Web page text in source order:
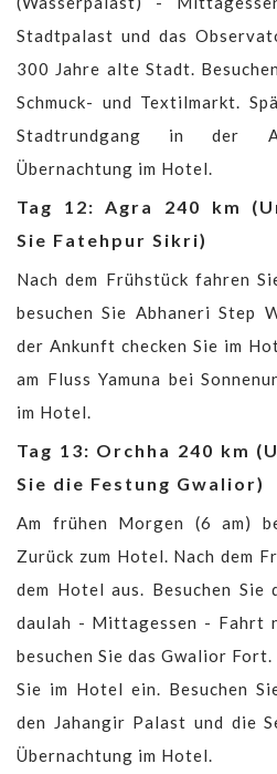
Stadtpalast und das
300 Jahre alte Stadt.
Schmuck- und Textilmarkt.
Stadtrundgang in der
Übernachtung im Hotel.
Tag 12: Agra 240 km
Sie Fatehpur Sikri)
Nach dem Frühstück fahren
besuchen Sie Abhaneri Step
der Ankunft checken Sie im
am Fluss Yamuna bei
im Hotel.
Tag 13: Orchha 240 km
Sie die Festung Gwalior)
Am frühen Morgen (6 am)
Zurück zum Hotel. Nach dem
dem Hotel aus. Besuchen
daulah - Mittagessen - Fahrt
besuchen Sie das Gwalior
Sie im Hotel ein. Besuchen
den Jahangir Palast und die
Übernachtung im Hotel.